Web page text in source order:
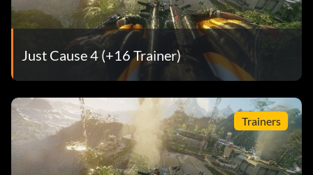
Just Cause 4 (+16 Trainer)
Trainers